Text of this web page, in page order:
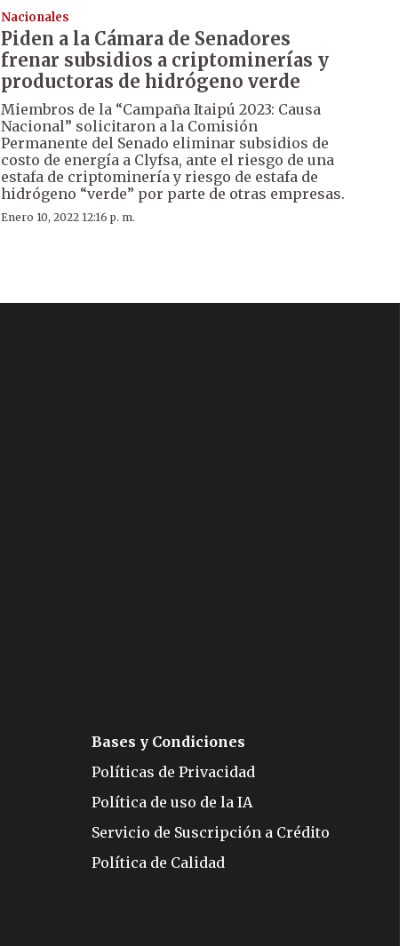
Nacionales
Piden a la Cámara de Senadores
frenar subsidios a criptominerías y
productoras de hidrógeno verde
Miembros de la “Campaña Itaipú 2023: Causa
Nacional” solicitaron a la Comisión
Permanente del Senado eliminar subsidios de
costo de energía a Clyfsa, ante el riesgo de una
estafa de criptominería y riesgo de estafa de
hidrógeno “verde” por parte de otras empresas.
Enero 10, 2022 12:16 p. m.
Bases y Condiciones
Políticas de Privacidad
Política de uso de la IA
Servicio de Suscripción a Crédito
Política de Calidad